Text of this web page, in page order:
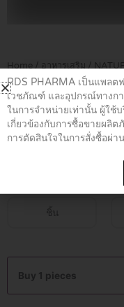
Home / อาหารเสริม /
NATURE
90’S
ชิ้น
Buy 1 pieces
ZINC
CAPSULES
RDS PHARMA เป็นแพล
เวชภัณฑ์ และอุปกรณ์ทางก
ในการจำหน่ายเท่านั้น ผู้ใช้
เกี่ยวข้องกับการซื้อขายผลิ
การตัดสินใจในการสั่งซื้อผ่า